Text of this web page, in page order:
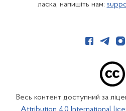
ласка, напишіть нам:
Весь контент доступний за